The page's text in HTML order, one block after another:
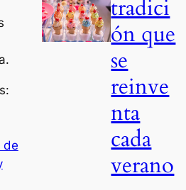
de
tradici
ón que
se
reinve
nta
cada
verano